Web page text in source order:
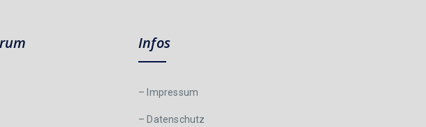
Infos
– Impressum
– Datenschutz